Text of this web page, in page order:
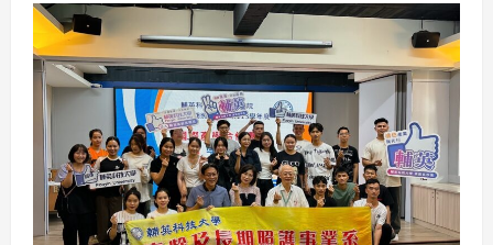
灣
×
聖
露
西
亞
強
化
交
流
海
洋
保
育
繪